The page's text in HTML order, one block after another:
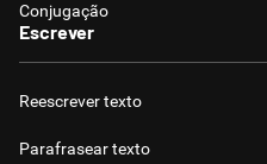
Conjugação
Escrever
Reescrever texto
Parafrasear texto